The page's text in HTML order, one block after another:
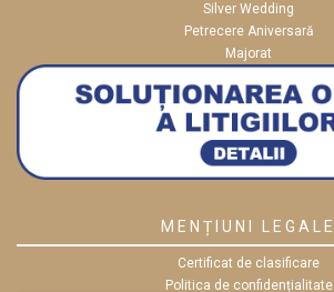
Silver Wedding
Petrecere Aniversară
Majorat
MENȚIUNI LEGALE
Certificat de clasificare
Politica de confidențialitate